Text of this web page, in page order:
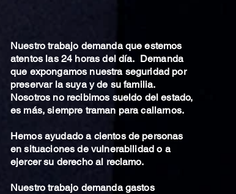
Nuestro trabajo demanda que estemos
atentos las 24 horas del día. Demanda
que expongamos nuestra seguridad por
preservar la suya y de su familia.
Nosotros no recibimos sueldo del estado,
es más, siempre traman para callarnos.
Hemos ayudado a cientos de personas
en situaciones de vulnerabilidad o a
ejercer su derecho al reclamo.
Nuestro trabajo demanda gastos